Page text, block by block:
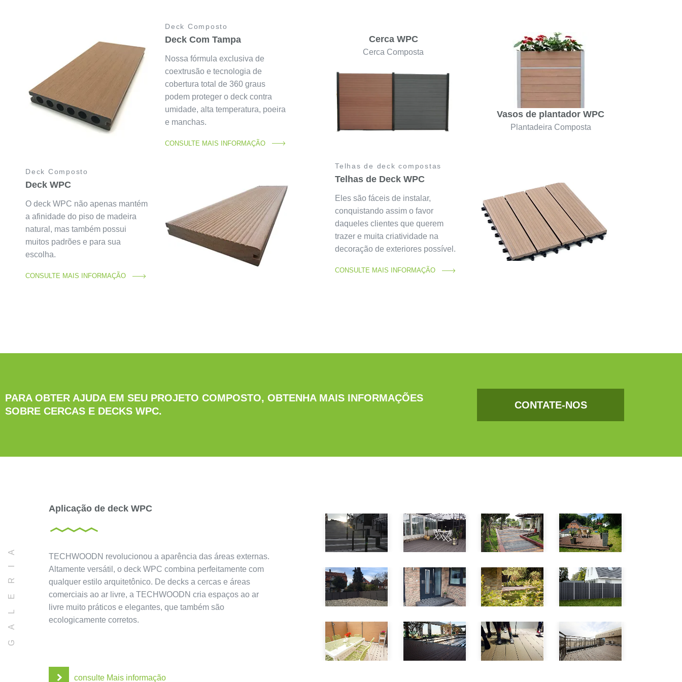
Deck Composto
Deck Com Tampa
Nossa fórmula exclusiva de
coextrusão e tecnologia de
cobertura total de 360 graus
podem proteger o deck contra
umidade, alta temperatura, poeira
e manchas.
CONSULTE MAIS INFORMAÇÃO
Deck Composto
Deck WPC
O deck WPC não apenas mantém
a afinidade do piso de madeira
natural, mas também possui
muitos padrões e para sua
escolha.
CONSULTE MAIS INFORMAÇÃO
Cerca WPC
Cerca Composta
Vasos de plantador WPC
Plantadeira Composta
Telhas de deck compostas
Telhas de Deck WPC
Eles são fáceis de instalar,
conquistando assim o favor
daqueles clientes que querem
trazer e muita criatividade na
decoração de exteriores possível.
CONSULTE MAIS INFORMAÇÃO
PARA OBTER AJUDA EM SEU PROJETO COMPOSTO, OBTENHA MAIS INFORMAÇÕES
SOBRE CERCAS E DECKS WPC.
CONTATE-NOS
GALERIA
Aplicação de deck WPC
TECHWOODN revolucionou a aparência das áreas externas.
Altamente versátil, o deck WPC combina perfeitamente com
qualquer estilo arquitetônico. De decks a cercas e áreas
comerciais ao ar livre, a TECHWOODN cria espaços ao ar
livre muito práticos e elegantes, que também são
ecologicamente corretos.
consulte Mais informação